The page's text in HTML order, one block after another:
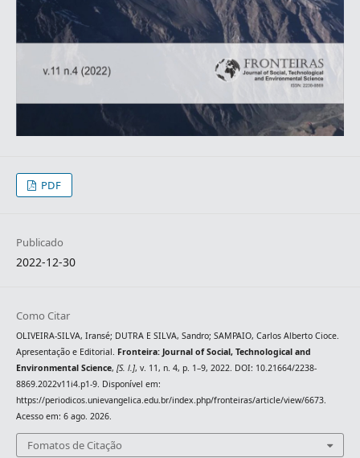
PDF
Publicado
2022-12-30
Como Citar
OLIVEIRA-SILVA, Iransé; DUTRA E SILVA, Sandro; SAMPAIO, Carlos Alberto Cioce.
Apresentação e Editorial. Fronteira: Journal of Social, Technological and
Environmental Science, [S. l.], v. 11, n. 4, p. 1–9, 2022. DOI: 10.21664/2238-
8869.2022v11i4.p1-9. Disponível em:
https://periodicos.unievangelica.edu.br/index.php/fronteiras/article/view/6673.
Acesso em: 6 ago. 2026.
Fomatos de Citação